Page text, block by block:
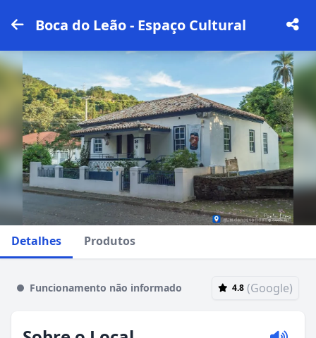
Boca do Leão - Espaço Cultural
Detalhes Produtos
Funcionamento não informado 4.8 (Google)